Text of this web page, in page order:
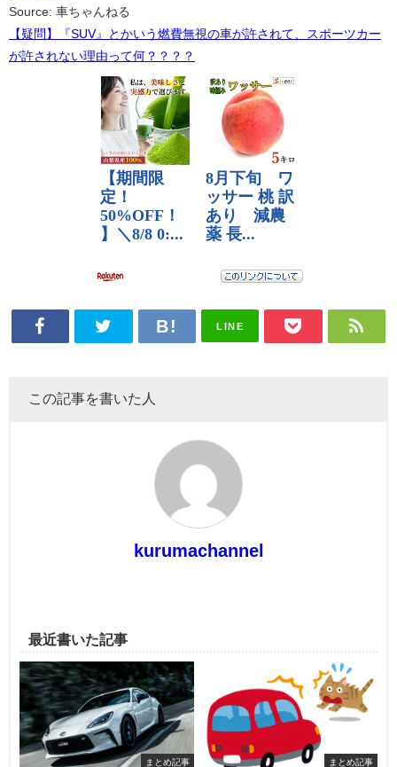
Source: 車ちゃんねる
【疑問】『SUV』とかいう燃費無視の車が許されて、スポーツカー
が許されない理由って何？？？？
LINE
この記事を書いた人
kurumachannel
最近書いた記事
まとめ記事 まとめ記事